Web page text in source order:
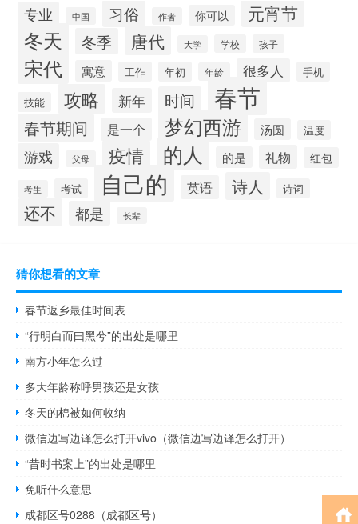
专业 中国 习俗 作者 你可以 元宵节
冬天 冬季 唐代 大学 学校 孩子
宋代 寓意 工作 年初 年龄 很多人
手机
技能
攻略 新年 时间 春节
春节期间 是一个 梦幻西游 汤圆 温度
游戏 父母 疫情 的人 的是 礼物 红包
考生 考试 自己的 英语 诗人 诗词
还不 都是 长辈
猜你想看的文章
春节返乡最佳时间表
“行明白而曰黑兮”的出处是哪里
南方小年怎么过
多大年龄称呼男孩还是女孩
冬天的棉被如何收纳
微信边写边译怎么打开vivo（微信边写边译怎么打开）
“昔时书案上”的出处是哪里
免听什么意思
成都区号0288（成都区号）